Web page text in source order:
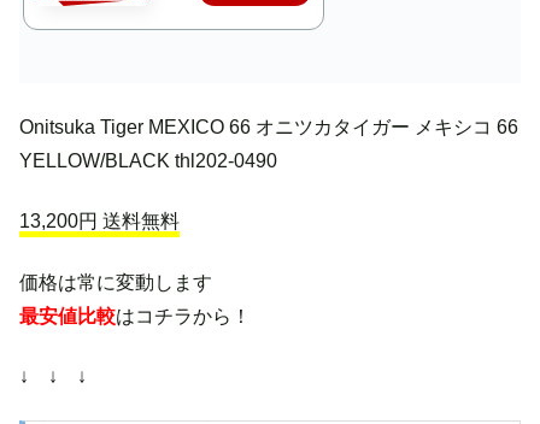
Onitsuka Tiger MEXICO 66 オニツカタイガー メキシコ 66
YELLOW/BLACK thl202-0490
13,200円 送料無料
価格は常に変動します
最安値比較はコチラから！
↓ ↓ ↓